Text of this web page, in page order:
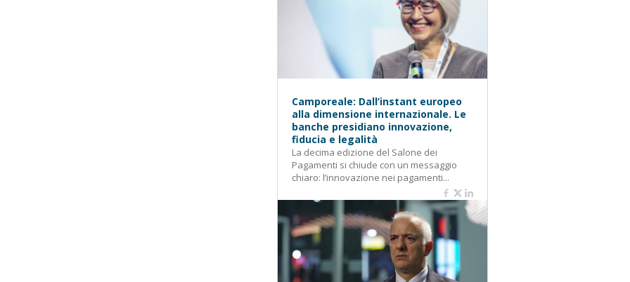
Camporeale: Dall’instant europeo
alla dimensione internazionale. Le
banche presidiano innovazione,
fiducia e legalità
La decima edizione del Salone dei
Pagamenti si chiude con un messaggio
chiaro: l’innovazione nei pagamenti...